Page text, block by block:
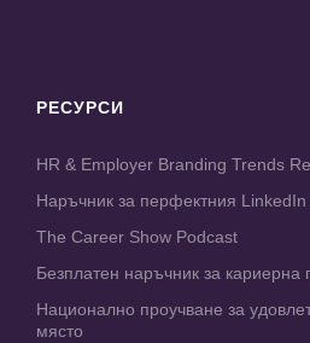
РЕСУРСИ
HR & Employer Branding Trends
Наръчник за перфектния
The Career Show Podcast
Безплатен наръчник за кариерна
Национално проучване за
място